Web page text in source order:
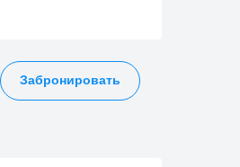
—
Забронировать